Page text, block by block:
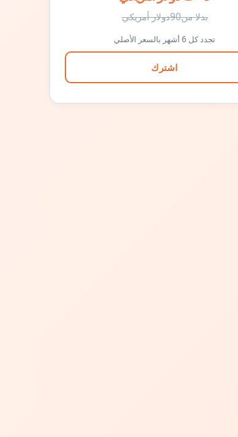
بدلا من90دولار أمريكي
تجدد كل 6 أشهر بالسعر الأصلي
اشترك